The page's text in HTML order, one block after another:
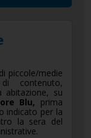
piccole/medie
contenuto,
abitazione, su
Blu, prima
indicato per la
la sera del